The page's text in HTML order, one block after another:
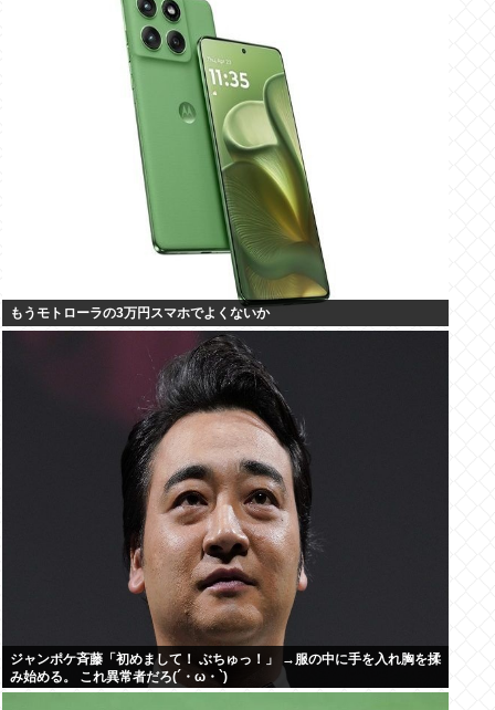
もうモトローラの3万円スマホでよくないか
ジャンポケ斉藤「初めまして！ ぶちゅっ！」 →服の中に手を入れ胸を揉
み始める。 これ異常者だろ(´・ω・`)